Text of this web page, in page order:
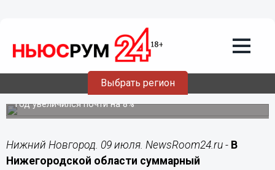
Выбрать регион
Нижегородская область заняла первое
место в России по росту рождаемости
Регион стал лидером страны по темпам роста
суммарного коэффициента рождаемости, который за
год увеличился почти на 8%
Нижний Новгород. 09 июля. NewsRoom24.ru - В
Нижегородской области суммарный